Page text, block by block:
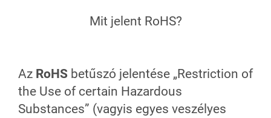
Mit jelent RoHS?
Az RoHS betűszó jelentése „Restriction of
the Use of certain Hazardous
Substances” (vagyis egyes veszélyes